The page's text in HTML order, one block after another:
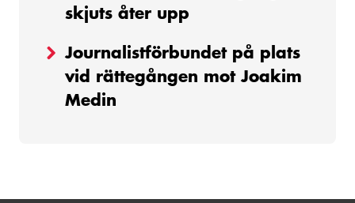
skjuts åter upp
Journalistförbundet på plats
vid rättegången mot Joakim
Medin